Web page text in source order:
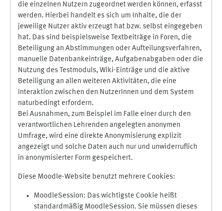
die einzelnen Nutzern zugeordnet werden können, erfasst
werden. Hierbei handelt es sich um Inhalte, die der
jeweilige Nutzer aktiv erzeugt hat bzw. selbst eingegeben
hat. Das sind beispielsweise Textbeiträge in Foren, die
Beteiligung an Abstimmungen oder Aufteilungsverfahren,
manuelle Datenbankeinträge, Aufgabenabgaben oder die
Nutzung des Testmoduls, Wiki-Einträge und die aktive
Beteiligung an allen weiteren Aktivitäten, die eine
Interaktion zwischen den NutzerInnen und dem System
naturbedingt erfordern.
Bei Ausnahmen, zum Beispiel im Falle einer durch den
verantwortlichen Lehrenden angelegten anonymen
Umfrage, wird eine direkte Anonymisierung explizit
angezeigt und solche Daten auch nur und unwiderruflich
in anonymisierter Form gespeichert.
Diese Moodle-Website benutzt mehrere Cookies:
MoodleSession: Das wichtigste Cookie heißt
standardmäßig MoodleSession. Sie müssen dieses